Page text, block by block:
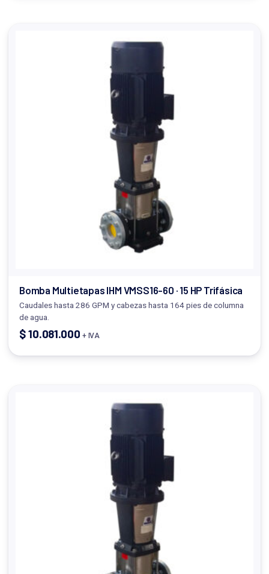
Bomba Multietapas IHM VMSS16-60 · 15 HP Trifásica
Caudales hasta 286 GPM y cabezas hasta 164 pies de columna
de agua.
$10.081.000 + IVA